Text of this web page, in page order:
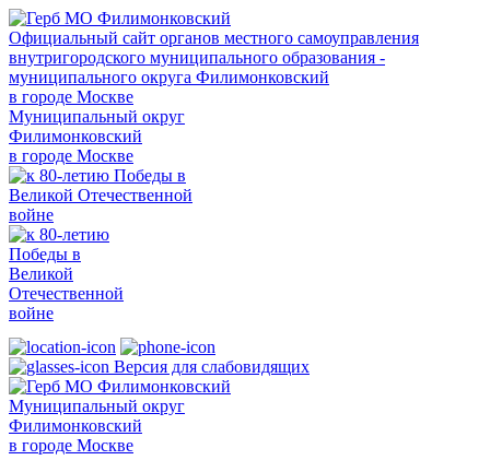
Официальный сайт органов местного самоуправления
внутригородского муниципального образования -
муниципального округа Филимонковский
в городе Москве
Муниципальный округ
Филимонковский
в городе Москве
Версия для слабовидящих
Муниципальный округ
Филимонковский
в городе Москве